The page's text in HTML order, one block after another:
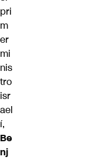
pri
m
er
mi
nis
tro
isr
ael
í,
Be
nj